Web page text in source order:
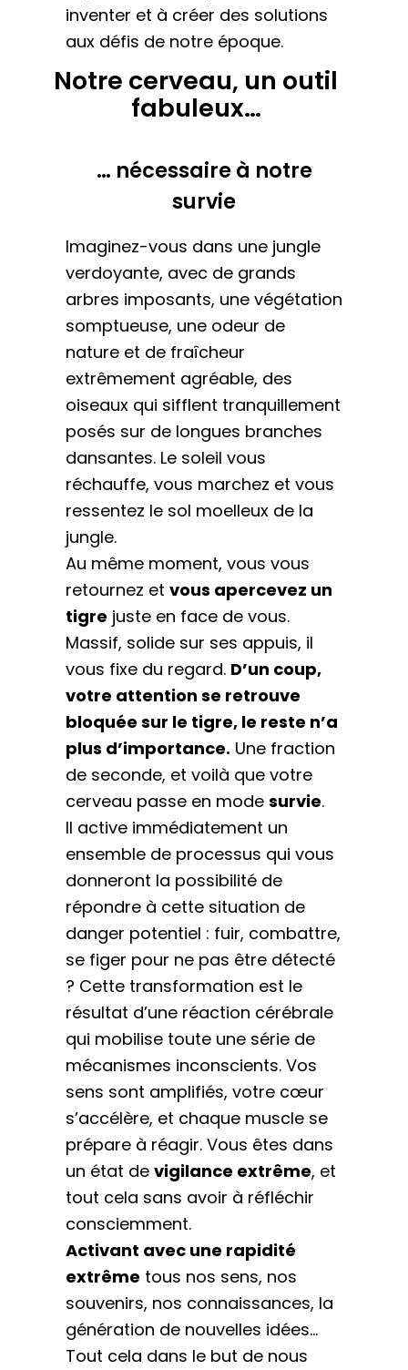
inventer et à créer des solutions
aux défis de notre époque.
Notre cerveau, un outil
fabuleux…
… nécessaire à notre
survie
Imaginez-vous dans une jungle
verdoyante, avec de grands
arbres imposants, une végétation
somptueuse, une odeur de
nature et de fraîcheur
extrêmement agréable, des
oiseaux qui sifflent tranquillement
posés sur de longues branches
dansantes. Le soleil vous
réchauffe, vous marchez et vous
ressentez le sol moelleux de la
jungle.
Au même moment, vous vous
retournez et vous apercevez un
tigre juste en face de vous.
Massif, solide sur ses appuis, il
vous fixe du regard. D’un coup,
votre attention se retrouve
bloquée sur le tigre, le reste n’a
plus d’importance. Une fraction
de seconde, et voilà que votre
cerveau passe en mode survie.
Il active immédiatement un
ensemble de processus qui vous
donneront la possibilité de
répondre à cette situation de
danger potentiel : fuir, combattre,
se figer pour ne pas être détecté
? Cette transformation est le
résultat d’une réaction cérébrale
qui mobilise toute une série de
mécanismes inconscients. Vos
sens sont amplifiés, votre cœur
s’accélère, et chaque muscle se
prépare à réagir. Vous êtes dans
un état de vigilance extrême, et
tout cela sans avoir à réfléchir
consciemment.
Activant avec une rapidité
extrême tous nos sens, nos
souvenirs, nos connaissances, la
génération de nouvelles idées…
Tout cela dans le but de nous